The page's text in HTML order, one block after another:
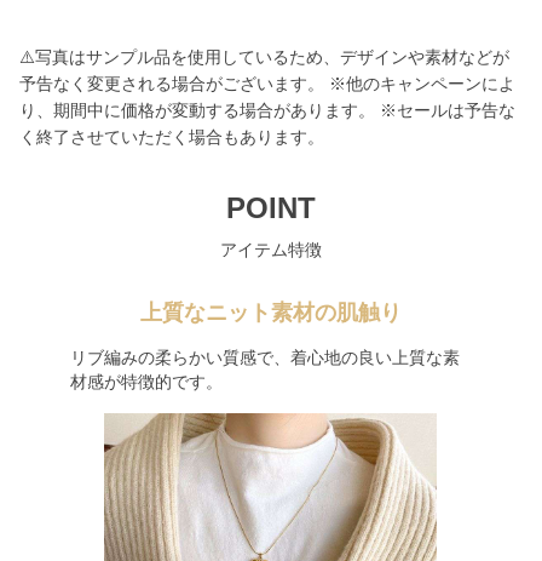
⚠️写真はサンプル品を使用しているため、デザインや素材などが
予告なく変更される場合がございます。 ※他のキャンペーンによ
り、期間中に価格が変動する場合があります。 ※セールは予告な
く終了させていただく場合もあります。
POINT
アイテム特徴
上質なニット素材の肌触り
リブ編みの柔らかい質感で、着心地の良い上質な素
材感が特徴的です。